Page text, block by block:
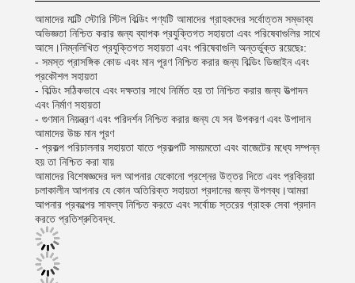
আমাদের মাল্টি স্টোরি স্টিল বিল্ডিং পণ্যটি আমাদের গ্রাহকদের সর্বোত্তম সম্ভাব্য
অভিজ্ঞতা নিশ্চিত করার জন্য ব্যাপক প্রযুক্তিগত সহায়তা এবং পরিষেবাগুলির সাথে
আসে।নিম্নলিখিত প্রযুক্তিগত সহায়তা এবং পরিষেবাগুলি অন্তর্ভুক্ত রয়েছেঃ:
- সমস্ত প্রাসঙ্গিক কোড এবং মান পূরণ নিশ্চিত করার জন্য বিল্ডিং ডিজাইন এবং
প্রকৌশল সহায়তা
- বিল্ডিং সঠিকভাবে এবং দক্ষতার সাথে নির্মিত হয় তা নিশ্চিত করার জন্য উত্পাদন
এবং নির্মাণ সহায়তা
- গুণমান নিয়ন্ত্রণ এবং পরিদর্শন নিশ্চিত করার জন্য যে সব উপকরণ এবং উপাদান
আমাদের উচ্চ মান পূরণ
- প্রকল্প পরিচালনার সহায়তা যাতে প্রকল্পটি সময়মতো এবং বাজেটের মধ্যে সম্পন্ন
হয় তা নিশ্চিত করা যায়
আমাদের বিশেষজ্ঞদের দল আপনার যেকোনো প্রশ্নের উত্তর দিতে এবং প্রক্রিয়া
চলাকালীন আপনার যে কোন অতিরিক্ত সহায়তা প্রদানের জন্য উপলব্ধ।আমরা
আপনার প্রকল্পের সাফল্য নিশ্চিত করতে এবং সর্বোচ্চ স্তরের গ্রাহক সেবা প্রদান
করতে প্রতিশ্রুতিবদ্ধ.